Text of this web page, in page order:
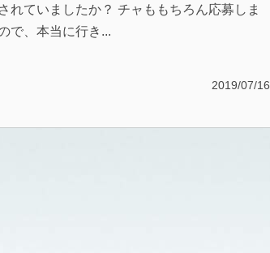
れていましたか？ チャももちろん応募しま
で、本当に行き...
2019/07/16